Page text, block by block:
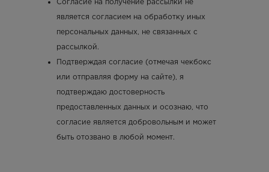
Согласие на получение рассылки не
является согласием на обработку иных
персональных данных, не связанных с
рассылкой.
Подтверждая согласие (отмечая чекбокс
или отправляя форму на сайте), я
подтверждаю достоверность
предоставленных данных и осознаю, что
согласие является добровольным и может
быть отозвано в любой момент.